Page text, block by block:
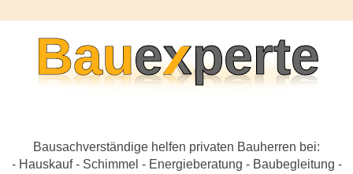
Bausachverständige helfen privaten Bauherren bei:
- Hauskauf - Schimmel - Energieberatung - Baubegleitung -